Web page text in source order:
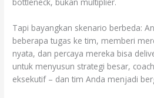
Tapi bayangkan skenario berbeda:
beberapa tugas ke tim, memberi
nyata, dan percaya mereka bisa
untuk menyusun strategi besar,
eksekutif – dan tim Anda menjadi